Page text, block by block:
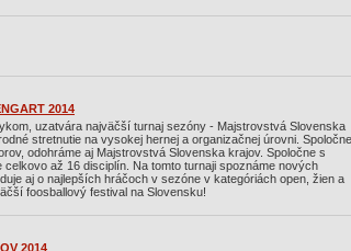
2014
uzatvára najväčší turnaj sezóny - Majstrovstvá Slovenska
stretnutie na vysokej hernej a organizačnej úrovni. Spoločne
odohráme aj Majstrovstvá Slovenska krajov. Spoločne s
až 16 disciplín. Na tomto turnaji spoznáme nových
aj o najlepších hráčoch v sezóne v kategóriách open, žien a
foosballový festival na Slovensku!
2014